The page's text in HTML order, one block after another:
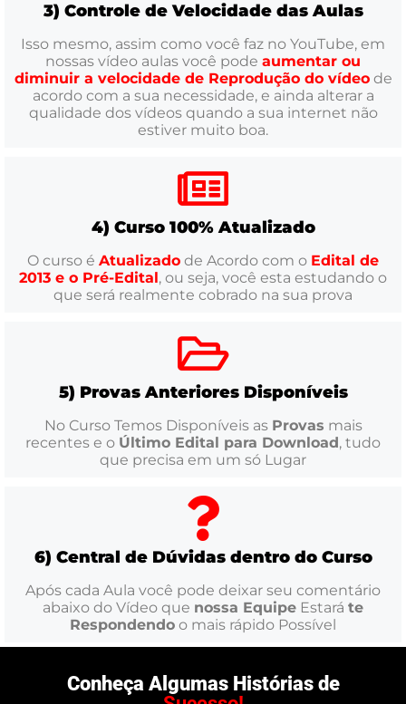
3) Controle de Velocidade das Aulas
Isso mesmo, assim como você faz no YouTube, em
nossas vídeo aulas você pode aumentar ou
diminuir a velocidade de Reprodução do vídeode
acordo com a sua necessidade, e ainda alterar a
qualidade dos vídeos quando a sua internet não
estiver muito boa.
4) Curso 100% Atualizado
O curso é Atualizado de Acordo com o Edital de
2013 e o Pré-Edital, ou seja, você esta estudando o
que será realmente cobrado na sua prova
5) Provas Anteriores Disponíveis
No Curso Temos Disponíveis as Provas mais
recentes e o Último Edital para Download , tudo
que precisa em um só Lugar
6) Central de Dúvidas dentro do Curso
Após cada Aula você pode deixar seu comentário
abaixo do Vídeo que nossa Equipe Estará te
Respondendo o mais rápido Possível
Conheça Algumas Histórias de